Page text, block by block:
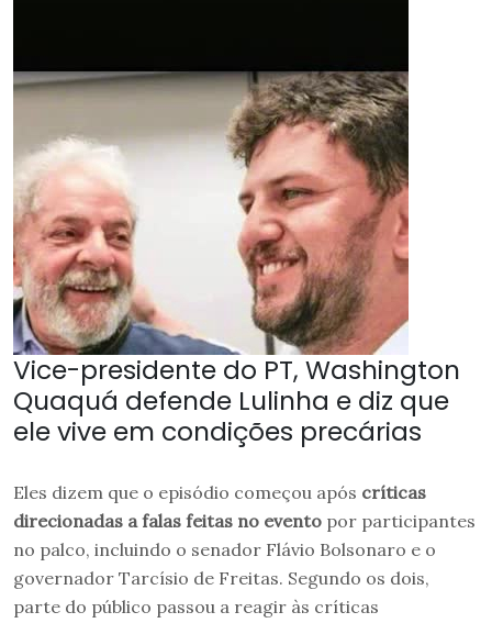
Vice-presidente do PT, Washington
Quaquá defende Lulinha e diz que
ele vive em condições precárias
Eles dizem que o episódio começou após críticas
direcionadas a falas feitas no evento por participantes
no palco, incluindo o senador Flávio Bolsonaro e o
governador Tarcísio de Freitas. Segundo os dois,
parte do público passou a reagir às críticas